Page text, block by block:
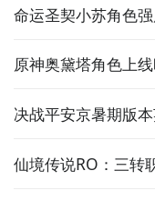
命运圣契小苏角色
原神奥黛塔角色上
决战平安京暑期版
仙境传说RO：三转